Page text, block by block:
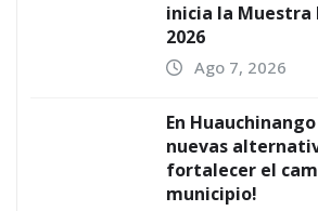
inicia la Muestra
2026
Ago 7, 2026
En
nuevas
fortalecer el
municipio!